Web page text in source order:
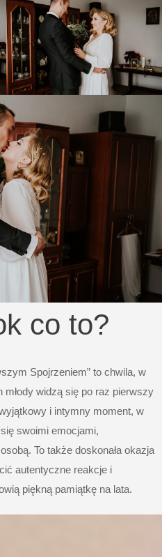
co to?
Spojrzeniem” to chwila, w
młody widzą się po raz pierwszy
i intymny moment, w
swoimi emocjami,
To także doskonała okazja
autentyczne reakcje i
piękną pamiątkę na lata.